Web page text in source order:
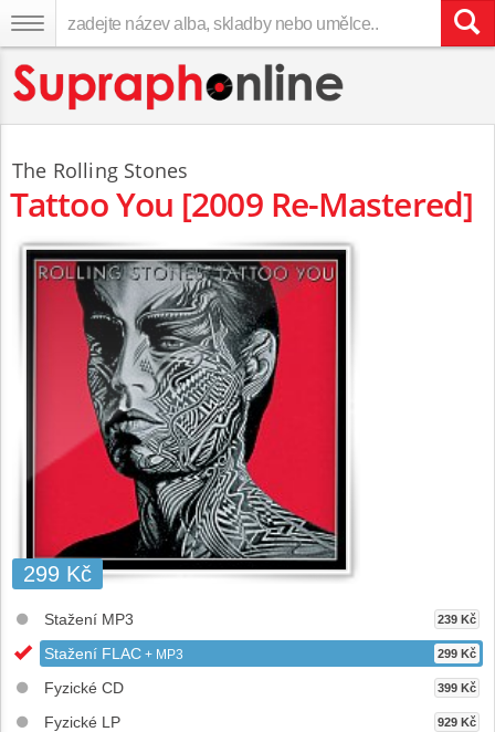
The Rolling Stones
Tattoo You [2009 Re-Mastered]
299 Kč
Stažení MP3 239 Kč
Stažení FLAC + MP3 299 Kč
Fyzické CD 399 Kč
Fyzické LP 929 Kč